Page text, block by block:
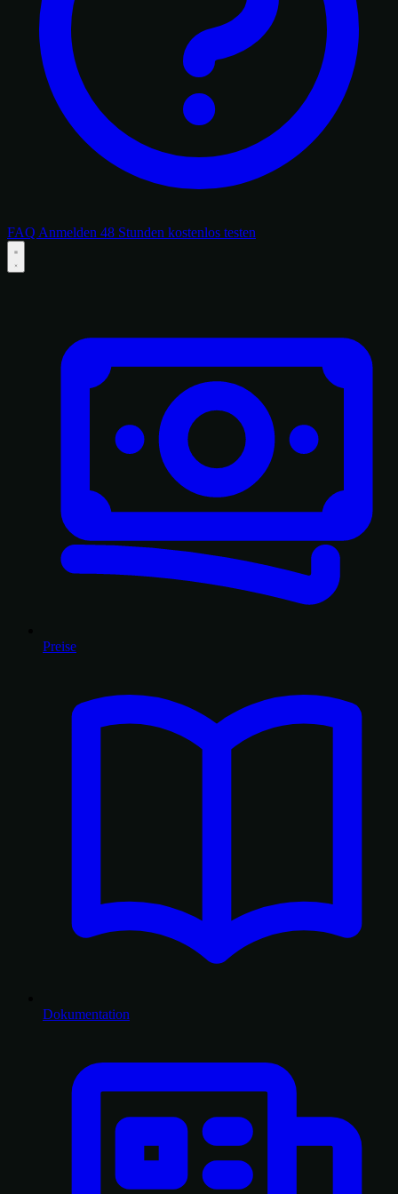
FAQ Anmelden 48 Stunden kostenlos testen
Preise
Dokumentation